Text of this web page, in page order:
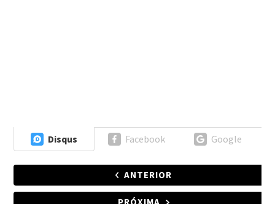
Disqus Facebook Google
ANTERIOR